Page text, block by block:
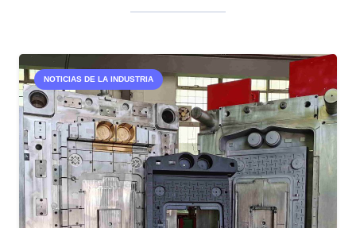
NOTICIAS DE LA INDUSTRIA